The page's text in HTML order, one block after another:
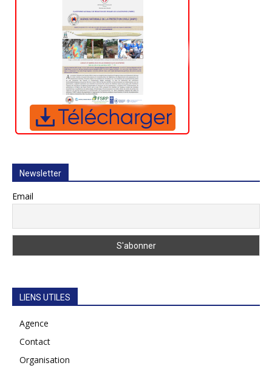
Newsletter
Email
LIENS UTILES
Agence
Contact
Organisation